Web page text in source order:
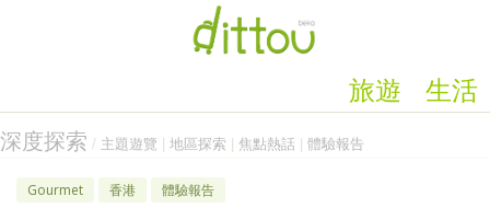
生活
旅遊
深度探索 / 主題遊覽 地區探索 焦點熱話 體驗報告
Gourmet 香港 體驗報告